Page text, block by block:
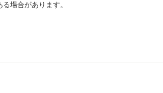
場合があります。